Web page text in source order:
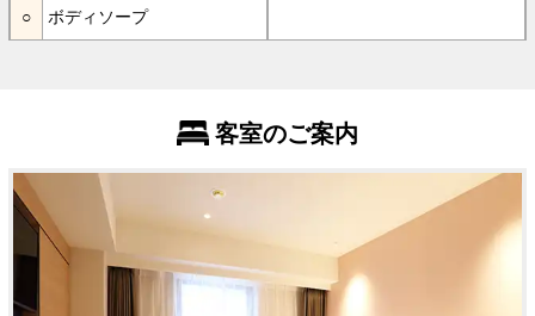
ボディソープ
客室のご案内